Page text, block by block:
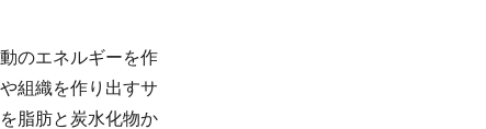
のエネルギーを作
組織を作り出すサ
脂肪と炭水化物か